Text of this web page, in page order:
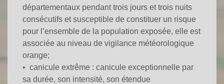
départementaux pendant trois jours et trois nuits
consécutifs et susceptible de constituer un risque
pour l’ensemble de la population exposée, elle est
associée au niveau de vigilance météorologique
orange;
• canicule extrême : canicule exceptionnelle par
sa durée, son intensité, son étendue